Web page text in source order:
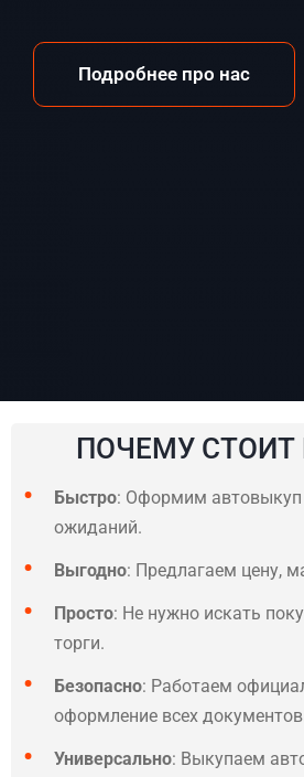
Подробнее про нас
ПОЧЕМУ СТОИТ
Быстро: Оформим автовыкуп
ожиданий.
Выгодно: Предлагаем цену,
Просто: Не нужно искать
торги.
Безопасно: Работаем
оформление всех
Универсально: Выкупаем